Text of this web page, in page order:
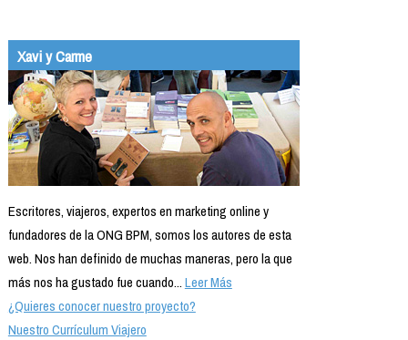
Xavi y Carme
Escritores, viajeros, expertos en marketing online y
fundadores de la ONG BPM, somos los autores de esta
web. Nos han definido de muchas maneras, pero la que
más nos ha gustado fue cuando...Leer Más
¿Quieres conocer nuestro proyecto?
Nuestro Currículum Viajero